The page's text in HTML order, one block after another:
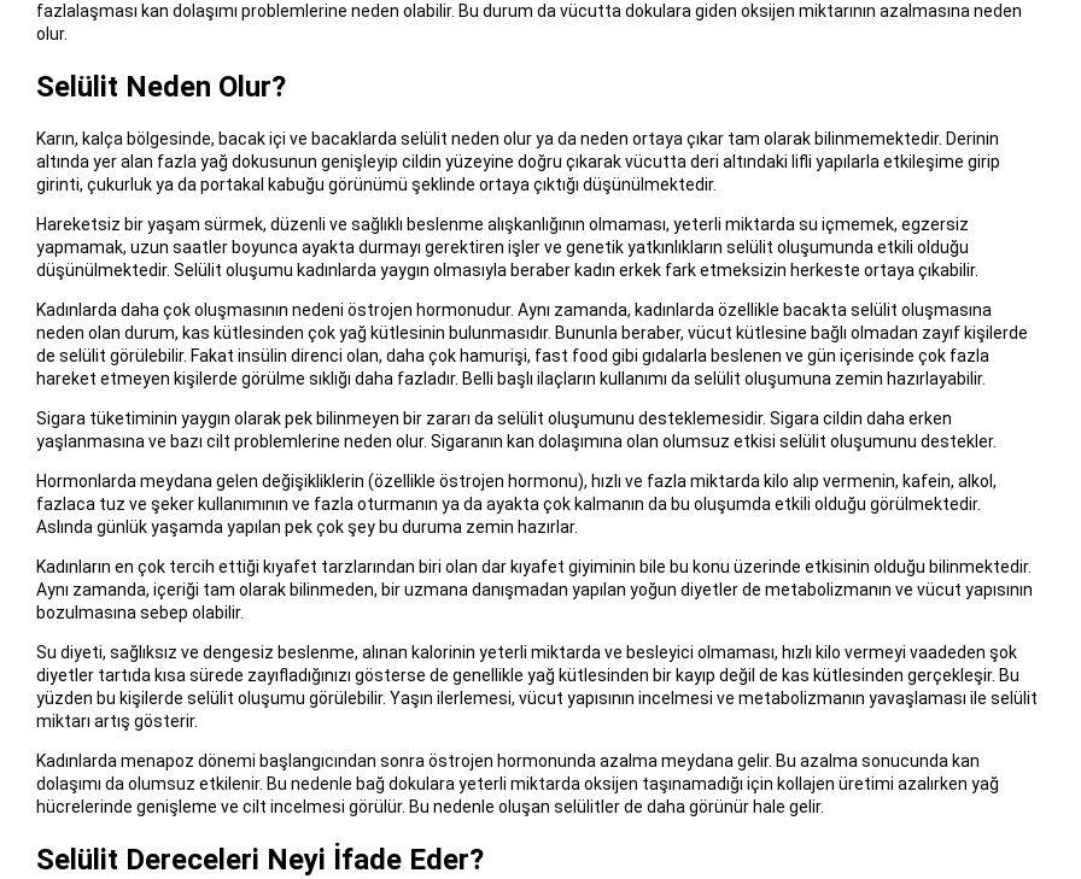
fazlalaşması kan dolaşımı problemlerine neden olabilir. Bu durum da vücutta dokulara giden oksijen miktarının azalmasına neden
olur.
Selülit Neden Olur?
Karın, kalça bölgesinde, bacak içi ve bacaklarda selülit neden olur ya da neden ortaya çıkar tam olarak bilinmemektedir. Derinin
altında yer alan fazla yağ dokusunun genişleyip cildin yüzeyine doğru çıkarak vücutta deri altındaki lifli yapılarla etkileşime girip
girinti, çukurluk ya da portakal kabuğu görünümü şeklinde ortaya çıktığı düşünülmektedir.
Hareketsiz bir yaşam sürmek, düzenli ve sağlıklı beslenme alışkanlığının olmaması, yeterli miktarda su içmemek, egzersiz
yapmamak, uzun saatler boyunca ayakta durmayı gerektiren işler ve genetik yatkınlıkların selülit oluşumunda etkili olduğu
düşünülmektedir. Selülit oluşumu kadınlarda yaygın olmasıyla beraber kadın erkek fark etmeksizin herkeste ortaya çıkabilir.
Kadınlarda daha çok oluşmasının nedeni östrojen hormonudur. Aynı zamanda, kadınlarda özellikle bacakta selülit oluşmasına
neden olan durum, kas kütlesinden çok yağ kütlesinin bulunmasıdır. Bununla beraber, vücut kütlesine bağlı olmadan zayıf kişilerde
de selülit görülebilir. Fakat insülin direnci olan, daha çok hamurişi, fast food gibi gıdalarla beslenen ve gün içerisinde çok fazla
hareket etmeyen kişilerde görülme sıklığı daha fazladır. Belli başlı ilaçların kullanımı da selülit oluşumuna zemin hazırlayabilir.
Sigara tüketiminin yaygın olarak pek bilinmeyen bir zararı da selülit oluşumunu desteklemesidir. Sigara cildin daha erken
yaşlanmasına ve bazı cilt problemlerine neden olur. Sigaranın kan dolaşımına olan olumsuz etkisi selülit oluşumunu destekler.
Hormonlarda meydana gelen değişikliklerin (özellikle östrojen hormonu), hızlı ve fazla miktarda kilo alıp vermenin, kafein, alkol,
fazlaca tuz ve şeker kullanımının ve fazla oturmanın ya da ayakta çok kalmanın da bu oluşumda etkili olduğu görülmektedir.
Aslında günlük yaşamda yapılan pek çok şey bu duruma zemin hazırlar.
Kadınların en çok tercih ettiği kıyafet tarzlarından biri olan dar kıyafet giyiminin bile bu konu üzerinde etkisinin olduğu bilinmektedir.
Aynı zamanda, içeriği tam olarak bilinmeden, bir uzmana danışmadan yapılan yoğun diyetler de metabolizmanın ve vücut yapısının
bozulmasına sebep olabilir.
Su diyeti, sağlıksız ve dengesiz beslenme, alınan kalorinin yeterli miktarda ve besleyici olmaması, hızlı kilo vermeyi vaadeden şok
diyetler tartıda kısa sürede zayıfladığınızı gösterse de genellikle yağ kütlesinden bir kayıp değil de kas kütlesinden gerçekleşir. Bu
yüzden bu kişilerde selülit oluşumu görülebilir. Yaşın ilerlemesi, vücut yapısının incelmesi ve metabolizmanın yavaşlaması ile selülit
miktarı artış gösterir.
Kadınlarda menapoz dönemi başlangıcından sonra östrojen hormonunda azalma meydana gelir. Bu azalma sonucunda kan
dolaşımı da olumsuz etkilenir. Bu nedenle bağ dokulara yeterli miktarda oksijen taşınamadığı için kollajen üretimi azalırken yağ
hücrelerinde genişleme ve cilt incelmesi görülür. Bu nedenle oluşan selülitler de daha görünür hale gelir.
Selülit Dereceleri Neyi İfade Eder?